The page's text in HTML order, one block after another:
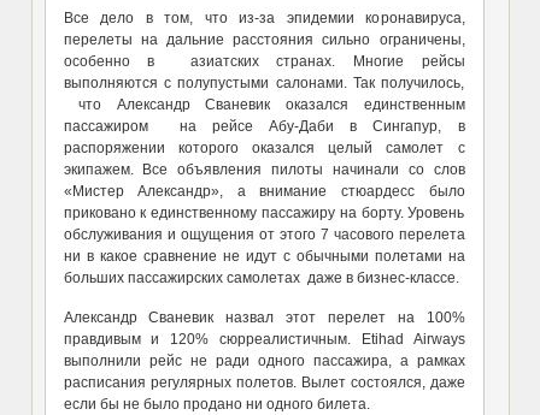
Все дело в том, что из-за эпидемии коронавируса,
перелеты на дальние расстояния сильно ограничены,
особенно в азиатских странах. Многие рейсы
выполняются с полупустыми салонами. Так получилось,
что Александр Сваневик оказался единственным
пассажиром на рейсе Абу-Даби в Сингапур, в
распоряжении которого оказался целый самолет с
экипажем. Все объявления пилоты начинали со слов
«Мистер Александр», а внимание стюардесс было
приковано к единственному пассажиру на борту. Уровень
обслуживания и ощущения от этого 7 часового перелета
ни в какое сравнение не идут с обычными полетами на
больших пассажирских самолетах даже в бизнес-классе.
Александр Сваневик назвал этот перелет на 100%
правдивым и 120% сюрреалистичным. Etihad Airways
выполнили рейс не ради одного пассажира, а рамках
расписания регулярных полетов. Вылет состоялся, даже
если бы не было продано ни одного билета.